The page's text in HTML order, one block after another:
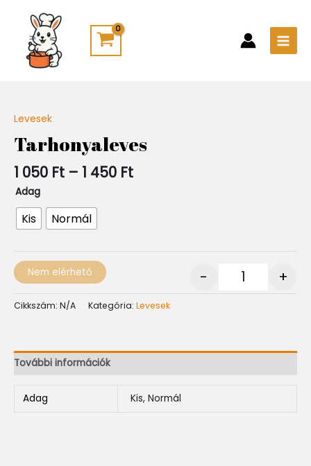
content
Levesek
Tarhonyaleves
1 050 Ft – 1 450 Ft
050 Ft
-
1
Adag
Kis Normál
- +
Nem elérhető
Cikkszám: N/A Kategória: Levesek
További információk
Adag Kis, Normál